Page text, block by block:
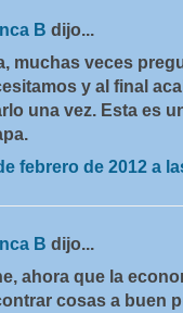
B dijo...
muchas veces
y al final
una vez. Esta es
febrero de 2012 a
B dijo...
ahora que la
cosas a buen